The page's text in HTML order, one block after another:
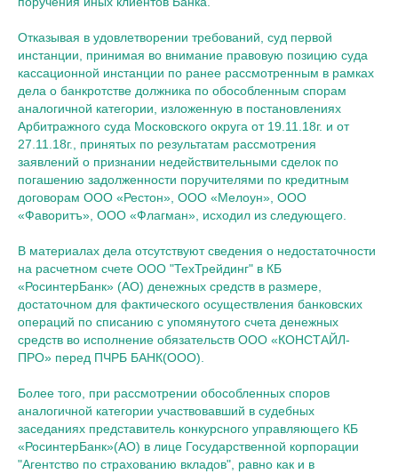
Отказывая в удовлетворении требований, суд первой
инстанции, принимая во внимание правовую позицию суда
кассационной инстанции по ранее рассмотренным в рамках
дела о банкротстве должника по обособленным спорам
аналогичной категории, изложенную в постановлениях
Арбитражного суда Московского округа от 19.11.18г. и от
27.11.18г., принятых по результатам рассмотрения
заявлений о признании недействительными сделок по
погашению задолженности поручителями по кредитным
договорам ООО «Рестон», ООО «Мелоун», ООО
«Фаворитъ», ООО «Флагман», исходил из следующего.
В материалах дела отсутствуют сведения о недостаточности
на расчетном счете ООО "ТехТрейдинг" в КБ
«РосинтерБанк» (АО) денежных средств в размере,
достаточном для фактического осуществления банковских
операций по списанию с упомянутого счета денежных
средств во исполнение обязательств ООО «КОНСТАЙЛ-
ПРО» перед ПЧРБ БАНК(ООО).
Более того, при рассмотрении обособленных споров
аналогичной категории участвовавший в судебных
заседаниях представитель конкурсного управляющего КБ
«РосинтерБанк»(АО) в лице Государственной корпорации
"Агентство по страхованию вкладов", равно как и в